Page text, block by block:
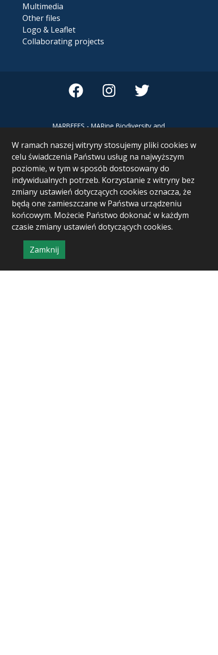
W ramach naszej witryny stosujemy pliki cookies w
celu świadczenia Państwu usług na najwyższym
poziomie, w tym w sposób dostosowany do
indywidualnych potrzeb. Korzystanie z witryny bez
zmiany ustawień dotyczących cookies oznacza, że
będą one zamieszczane w Państwa urządzeniu
końcowym. Możecie Państwo dokonać w każdym
czasie zmiany ustawień dotyczących cookies.
Zamknij
informację
o
Multimedia
Other files
Logo & Leaflet
Collaborating projects
MARBEFES - MARine Biodiversity and
Ecosystem Services MARBEFES project
has received funding from the European
Union’s Horizon Europe research and
innovation programme under Grant
Agreement no 101060937
Project & realization: